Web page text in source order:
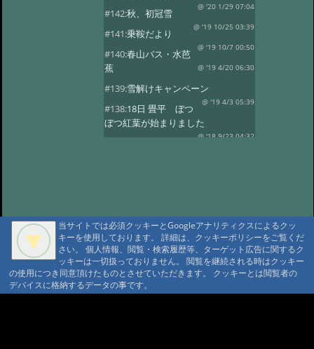
@ '20 1/29 07:04
#142:秋、初冠雪
@ '19 10/25 03:39
#141:乗鞍だより
@ '19 10/7 00:50
#140:春山バス・水芭
蕉
@ '19 4/20 06:30
#139:雪解けキャンペーン
@ '19 4/3 05:39
#138:18日 畳平 ぼつ
ぼつ紅葉が始まりました
@ '18 9/23 04:32
#134:スノーシーズン @ '17 12/26 03:22
#133:乗鞍山頂に雪がのりました
@ '17 10/29 06:43
#132:乗鞍高原の紅葉
見頃
@ '17 10/14 00:35
#131:紅葉 10/5写す @ '17 10/9 05:55
当サイトでは必須クッキーとGoogleアナリティクスによるクッ
キーを使用しております。 詳細は、クッキーポリシーをご覧くだ
さい。 個人情報、閲覧・検索履歴等、ターゲット広告に関するク
ッキーは一切扱っておりません。 閲覧を継続される時はクッキー
の使用につき同意頂けたものとさせていただきます。 クッキーとは閲覧者の
デバイスに格納するデータの事です。